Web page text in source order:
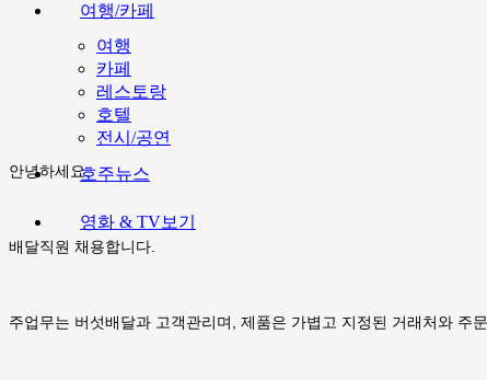
여행/카페
여행
카페
레스토랑
호텔
전시/공연
호주뉴스
영화 & TV보기
안녕하세요.
배달직원 채용합니다.
주업무는 버섯배달과 고객관리며, 제품은 가볍고 지정된 거래처와 주